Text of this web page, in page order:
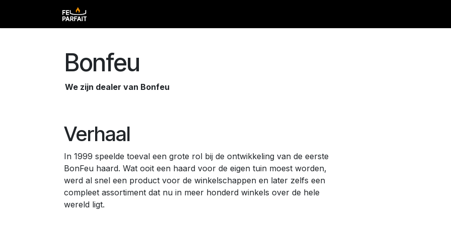
Overslaan naar inhoud
Bonfeu
We zijn dealer van Bonfeu
Verhaal
In 1999 speelde toeval een grote rol bij de ontwikkeling van de eerste
BonFeu haard. Wat ooit een haard voor de eigen tuin moest worden,
werd al snel een product voor de winkelschappen en later zelfs een
compleet assortiment dat nu in meer honderd winkels over de hele
wereld ligt.